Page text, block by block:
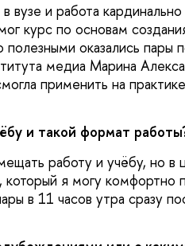
и работа
курс по основам
оказались пары
медиа Марина
применить на
и такой формат
работу и учёбу, но
который я могу комфортно
в 11 часов утра сразу